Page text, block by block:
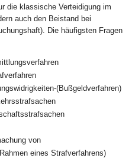
die klassische Verteidigung im
auch den Beistand bei
Die häufigsten Fragen
(Bußgeldverfahren)
von
eines Strafverfahrens)